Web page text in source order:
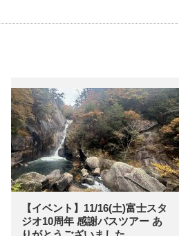
【イベント】11/16(土)富士スタ
ジオ10周年 感謝バスツアー あ